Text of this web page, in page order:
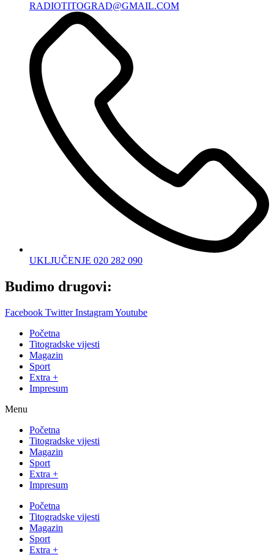
RADIOTITOGRAD@GMAIL.COM
UKLJUČENJE 020 282 090
Budimo drugovi:
Facebook Twitter InstagramYoutube
Početna
Titogradske vijesti
Magazin
Sport
Extra +
Impresum
Menu
Početna
Titogradske vijesti
Magazin
Sport
Extra +
Impresum
Početna
Titogradske vijesti
Magazin
Sport
Extra +